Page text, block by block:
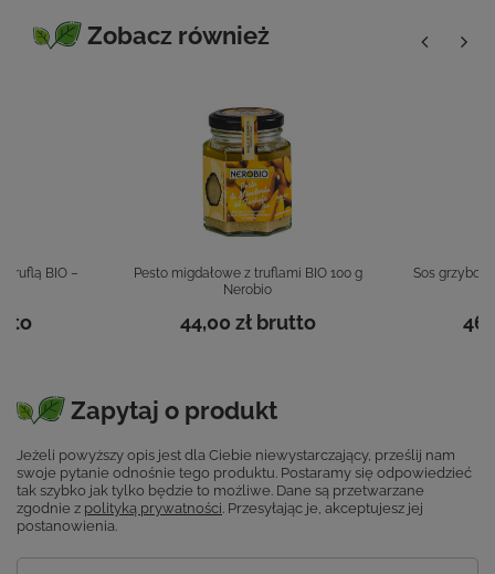
Zobacz również
truflą BIO –
Pesto migdałowe z truflami BIO 100 g
Nerobio
44,00 złbrutto
Sos
Zapytaj o produkt
Jeżeli powyższy opis jest dla Ciebie niewystarczający, prześlij nam
swoje pytanie odnośnie tego produktu. Postaramy się odpowiedzieć
tak szybko jak tylko będzie to możliwe. Dane są przetwarzane
zgodnie z polityką prywatności. Przesyłając je, akceptujesz jej
postanowienia.